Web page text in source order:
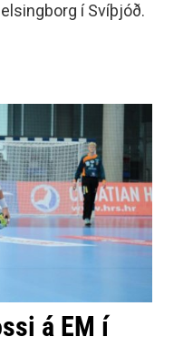
í Svíþjóð.
á EM í